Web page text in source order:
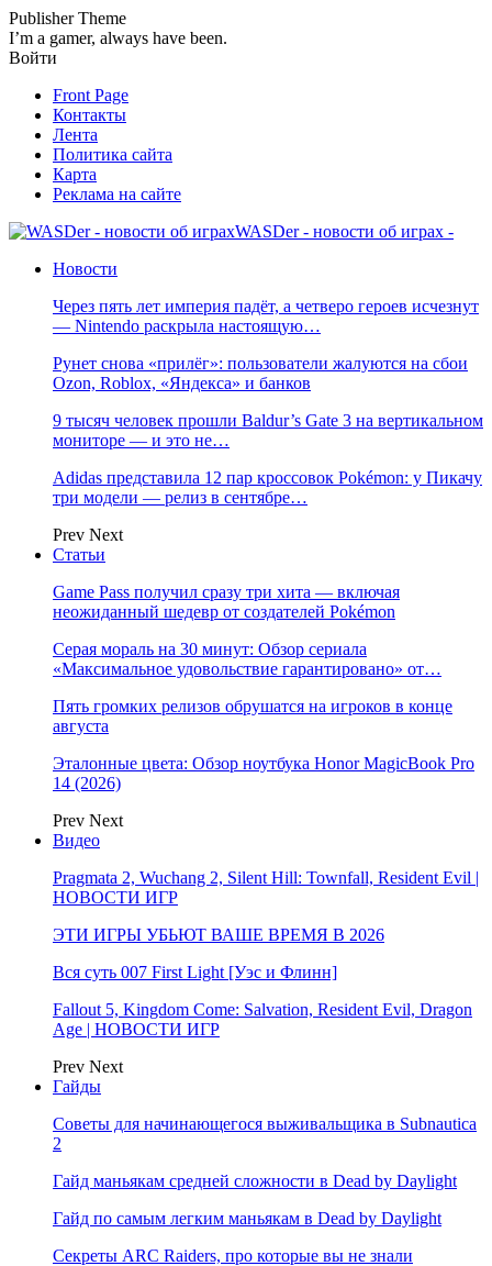
Publisher Theme
I’m a gamer, always have been.
Войти
Front Page
Контакты
Лента
Политика сайта
Карта
Реклама на сайте
WASDer - новости об играх -
Новости
Через пять лет империя падёт, а четверо героев исчезнут
— Nintendo раскрыла настоящую…
Рунет снова «прилёг»: пользователи жалуются на сбои
Ozon, Roblox, «Яндекса» и банков
9 тысяч человек прошли Baldur’s Gate 3 на вертикальном
мониторе — и это не…
Adidas представила 12 пар кроссовок Pokémon: у Пикачу
три модели — релиз в сентябре…
Prev Next
Статьи
Game Pass получил сразу три хита — включая
неожиданный шедевр от создателей Pokémon
Серая мораль на 30 минут: Обзор сериала
«Максимальное удовольствие гарантировано» от…
Пять громких релизов обрушатся на игроков в конце
августа
Эталонные цвета: Обзор ноутбука Honor MagicBook Pro
14 (2026)
Prev Next
Видео
Pragmata 2, Wuchang 2, Silent Hill: Townfall, Resident Evil |
НОВОСТИ ИГР
ЭТИ ИГРЫ УБЬЮТ ВАШЕ ВРЕМЯ В 2026
Вся суть 007 First Light [Уэс и Флинн]
Fallout 5, Kingdom Come: Salvation, Resident Evil, Dragon
Age | НОВОСТИ ИГР
Prev Next
Гайды
Советы для начинающегося выживальщика в Subnautica
2
Гайд маньякам средней сложности в Dead by Daylight
Гайд по самым легким маньякам в Dead by Daylight
Секреты ARC Raiders, про которые вы не знали